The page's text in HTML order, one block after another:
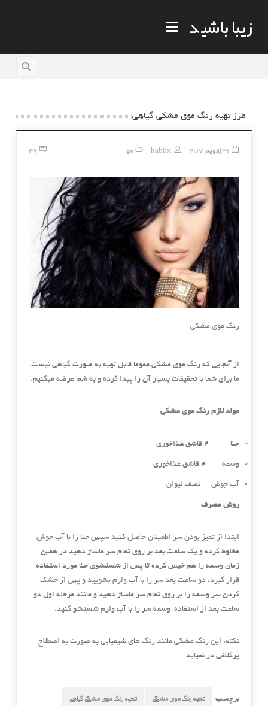
زیبا باشید
طرز تهیه رنگ موی مشکی گیاهی
31 ژانویه, 2017 habibi مو 46
رنگ موی مشکی
از آنجایی که رنگ موی مشکی عموما قابل تهیه به صورت گیاهی نیست
ما برای شما با تحقیقات بسیار آن را پیدا کرده و به شما عرضه میکنیم.
مواد لازم رنگ موی مشکی
حنا ۴ قاشق غذاخوری
وسمه ۴ قاشق غذاخوری
آب جوش نصف لیوان
روش مصرف
ابتدا از تمیز بودن سر اطمینان حاصل کنید سپس حنا را با آب جوش
مخلوط کرده و یک ساعت بعد بر روی تمام سر ماساژ دهید در همین
زمان وسمه را هم خیس کرده تا پس از شستشوی حنا مورد استفاده
قرار گیرد، دو ساعت بعد سر را با آب ولرم بشویید و پس از خشک
کردن سر وسمه را بر روی تمام سر ماساژ دهید و مانند مرحله اول دو
ساعت بعد از استفاده وسمه سر را با آب ولرم شستشو کنید.
نکته: این رنگ مشکی مانند رنگ های شیمیایی به صورت به اصطلاح
پرکلاغی در نمیاید.
برچسب تهیه رنگ موی مشکی تهیه رنگ موی مشکی گیاهی